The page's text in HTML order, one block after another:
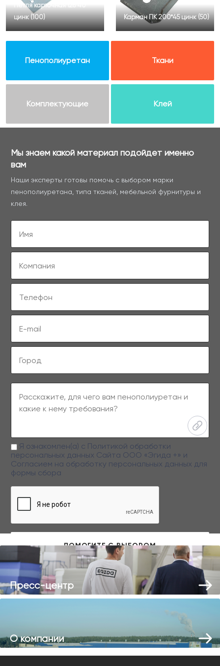
Петля карточная 128*40
цинк (100)
Карман ПК 200*45 цинк (50)
Пенополиуретан Ткани
Комплектующие Клей
Мы знаем какой материал подойдет именно
вам
Наши эксперты готовы помочь с выбором марки
пенополиуретана, типа тканей, мебельной фурнитуры и
клея.
Заполняя данную форму вы даете свое согласие на обработку
персональных данных
Я ознакомлен(а) с Политикой обработки
персональных данных Сайта ООО «Эгида +» и
Согласием на обработку персональных данных для
формы сбора
Пресс-центр
О компании